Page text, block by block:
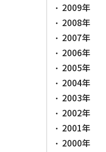
2009年
2008年
2007年
2006年
2005年
2004年
2003年
2002年
2001年
2000年